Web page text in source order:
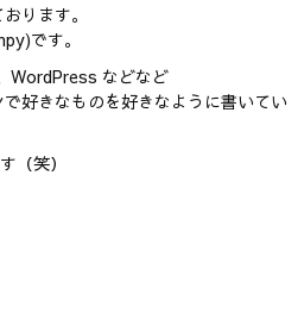
ります。
です。
WordPress などなど
好きなものを好きなように書いてい
（笑）